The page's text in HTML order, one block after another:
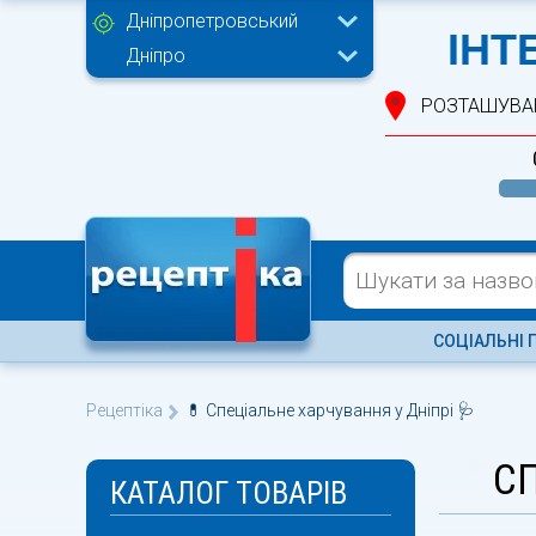
Дніпропетровський
Дніпро
СОЦІАЛЬНІ
Рецептіка 💊 Спеціальне харчування у Дніпрі 🩺
КАТАЛОГ ТОВАРІВ